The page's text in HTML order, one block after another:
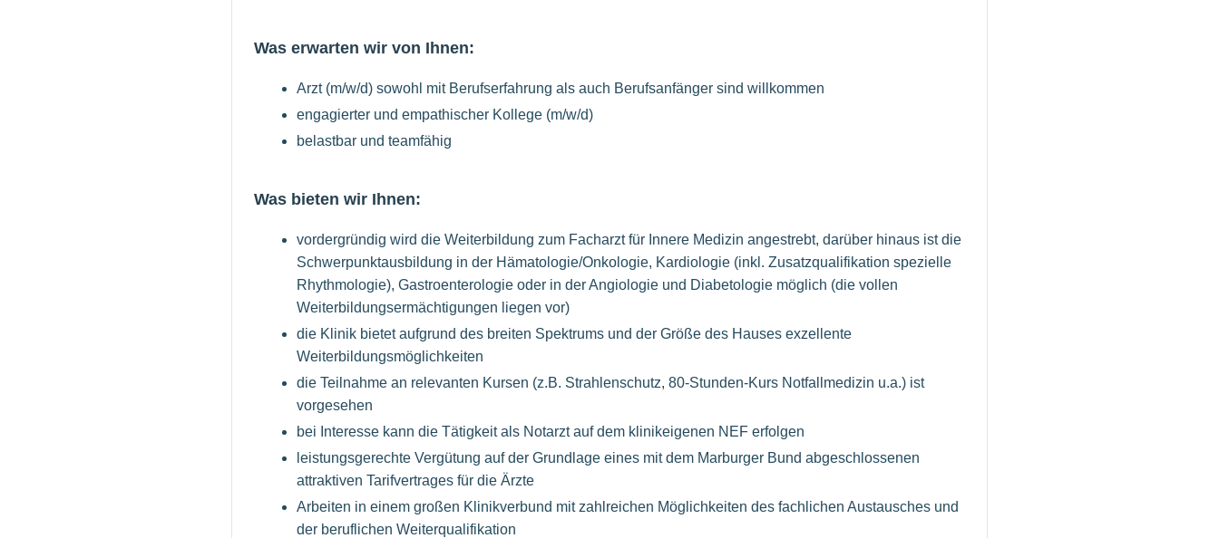
Was erwarten wir von Ihnen:
Arzt (m/w/d) sowohl mit Berufserfahrung als auch Berufsanfänger sind willkommen
engagierter und empathischer Kollege (m/w/d)
belastbar und teamfähig
Was bieten wir Ihnen:
vordergründig wird die Weiterbildung zum Facharzt für Innere Medizin angestrebt, darüber hinaus ist die
Schwerpunktausbildung in der Hämatologie/Onkologie, Kardiologie (inkl. Zusatzqualifikation spezielle
Rhythmologie), Gastroenterologie oder in der Angiologie und Diabetologie möglich (die vollen
Weiterbildungsermächtigungen liegen vor)
die Klinik bietet aufgrund des breiten Spektrums und der Größe des Hauses exzellente
Weiterbildungsmöglichkeiten
die Teilnahme an relevanten Kursen (z.B. Strahlenschutz, 80-Stunden-Kurs Notfallmedizin u.a.) ist
vorgesehen
bei Interesse kann die Tätigkeit als Notarzt auf dem klinikeigenen NEF erfolgen
leistungsgerechte Vergütung auf der Grundlage eines mit dem Marburger Bund abgeschlossenen
attraktiven Tarifvertrages für die Ärzte
Arbeiten in einem großen Klinikverbund mit zahlreichen Möglichkeiten des fachlichen Austausches und
der beruflichen Weiterqualifikation